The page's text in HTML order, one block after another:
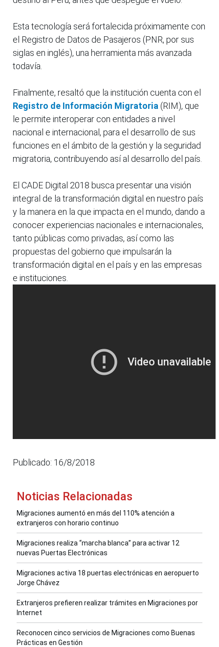
Esta tecnología será fortalecida próximamente con
el Registro de Datos de Pasajeros (PNR, por sus
siglas en inglés), una herramienta más avanzada
todavía.
Finalmente, resaltó que la institución cuenta con el
Registro de Información Migratoria (RIM), que
le permite interoperar con entidades a nivel
nacional e internacional, para el desarrollo de sus
funciones en el ámbito de la gestión y la seguridad
migratoria, contribuyendo así al desarrollo del país.
El CADE Digital 2018 busca presentar una visión
integral de la transformación digital en nuestro país
y la manera en la que impacta en el mundo, dando a
conocer experiencias nacionales e internacionales,
tanto públicas como privadas, así como las
propuestas del gobierno que impulsarán la
transformación digital en el país y en las empresas
e instituciones.
Publicado: 16/8/2018
Noticias Relacionadas
Migraciones aumentó en más del 110% atención a
extranjeros con horario continuo
Migraciones realiza “marcha blanca” para activar 12
nuevas Puertas Electrónicas
Migraciones activa 18 puertas electrónicas en aeropuerto
Jorge Chávez
Extranjeros prefieren realizar trámites en Migraciones por
Internet
Reconocen cinco servicios de Migraciones como Buenas
Prácticas en Gestión